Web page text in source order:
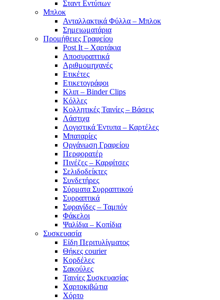
Σταντ Εντύπων
Μπλοκ
Ανταλλακτικά Φύλλα – Μπλοκ
Σημειωματάρια
Προμήθειες Γραφείου
Post It – Χαρτάκια
Αποσυραπτικά
Αριθμομηχανές
Ετικέτες
Ετικετογράφοι
Κλιπ – Binder Clips
Κόλλες
Κολλητικές Ταινίες – Βάσεις
Λάστιχα
Λογιστικά Έντυπα – Καρτέλες
Μπαταρίες
Οργάνωση Γραφείου
Περφορατέρ
Πινέζες – Καρφίτσες
Σελιδοδείκτες
Συνδετήρες
Σύρματα Συρραπτικού
Συρραπτικά
Σφραγίδες – Ταμπόν
Φάκελοι
Ψαλίδια – Κοπίδια
Συσκευασία
Είδη Περιτυλίγματος
Θήκες courier
Κορδέλες
Σακούλες
Ταινίες Συσκευασίας
Χαρτοκιβώτια
Χόρτο